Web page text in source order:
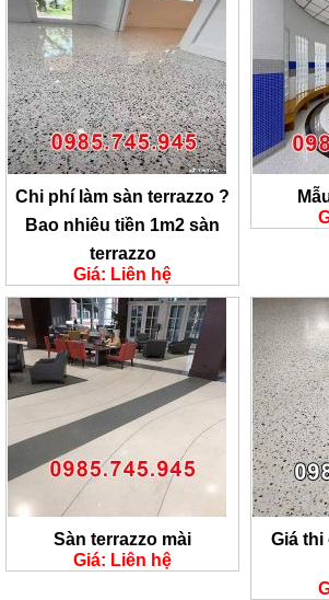
Chi phí làm sàn terrazzo ?
Bao nhiêu tiền 1m2 sàn
terrazzo
Giá: Liên hệ
Sàn terrazzo mài
Giá: Liên hệ
Giá thi